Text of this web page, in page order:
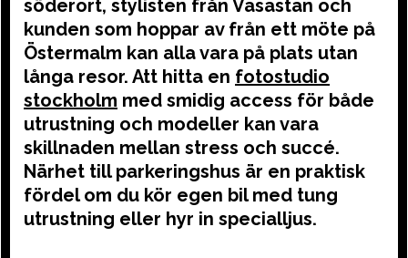
söderort, stylisten från Vasastan och
kunden som hoppar av från ett möte på
Östermalm kan alla vara på plats utan
långa resor. Att hitta en fotostudio
stockholm med smidig access för både
utrustning och modeller kan vara
skillnaden mellan stress och succé.
Närhet till parkeringshus är en praktisk
fördel om du kör egen bil med tung
utrustning eller hyr in specialljus.